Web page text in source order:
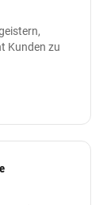
Kunden zu